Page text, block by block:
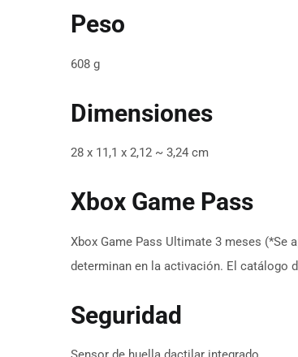
Peso
608 g
Dimensiones
28 x 11,1 x 2,12 ~ 3,24 cm
Xbox Game Pass
Xbox Game Pass Ultimate 3 meses (*Se
determinan en la activación. El catálogo
Seguridad